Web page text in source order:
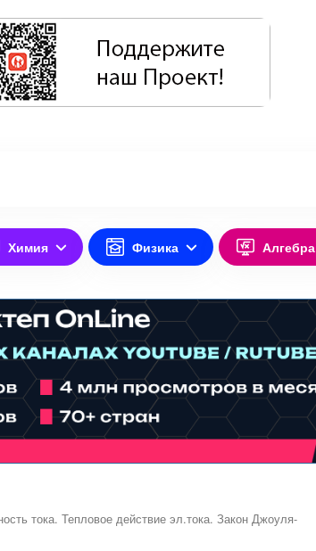
Химия Физика Алгебра
тока. Тепловое действие эл.тока. Закон Джоуля-